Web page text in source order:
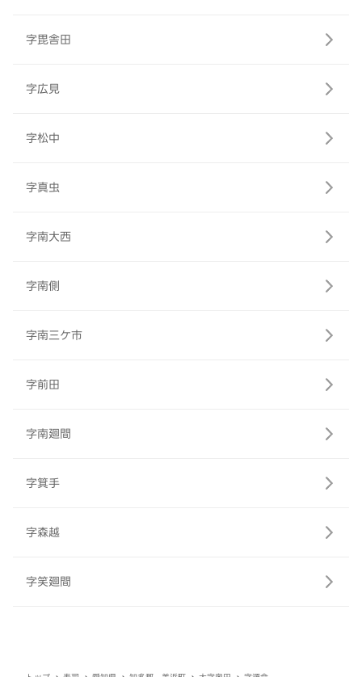
字毘舎田
字広見
字松中
字真虫
字南大西
字南側
字南三ケ市
字前田
字南廻間
字箕手
字森越
字笑廻間